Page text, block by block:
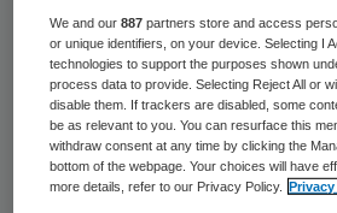
Nederland wordt al zo’n
geteisterd door een
cijfers van het
onderzoek van de
Huisartsen zien, net als
We and our887 partners store and access
or unique identifiers, on your device. Selecting I
technologies to support the purposes shown
process data to provide. Selecting Reject All or
disable them. If trackers are disabled, some
be as relevant to you. You can resurface this
withdraw consent at any time by clicking the
bottom of the webpage. Your choices will have
more details, refer to our Privacy Policy.